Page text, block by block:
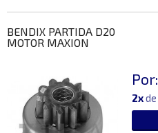
BENDIX PARTIDA D20
MOTOR MAXION
Por:
2xde